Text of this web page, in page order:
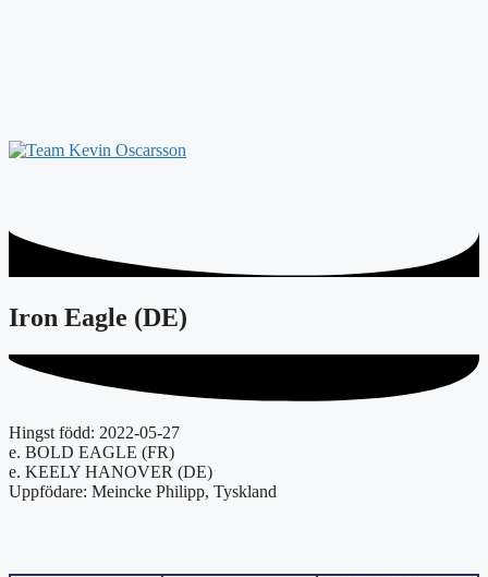
Iron Eagle (DE)
Hingst född: 2022-05-27
e. BOLD EAGLE (FR)
e. KEELY HANOVER (DE)
Uppfödare: Meincke Philipp, Tyskland